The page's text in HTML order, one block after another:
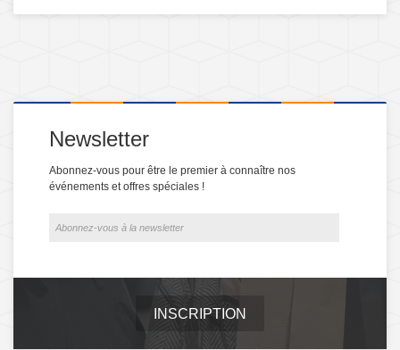
Newsletter
Abonnez-vous pour être le premier à connaître nos
événements et offres spéciales !
INSCRIPTION